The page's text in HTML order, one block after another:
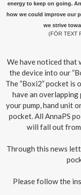
energy to keep on going.
how we could improve our
we strive
(FÖR TEXT
We have noticed that
the device into our
The ”Boxi2” pocket is
have an
your pump, hand unit
pocket. All AnnaPS
will fall out from
Through this news
Please follow the